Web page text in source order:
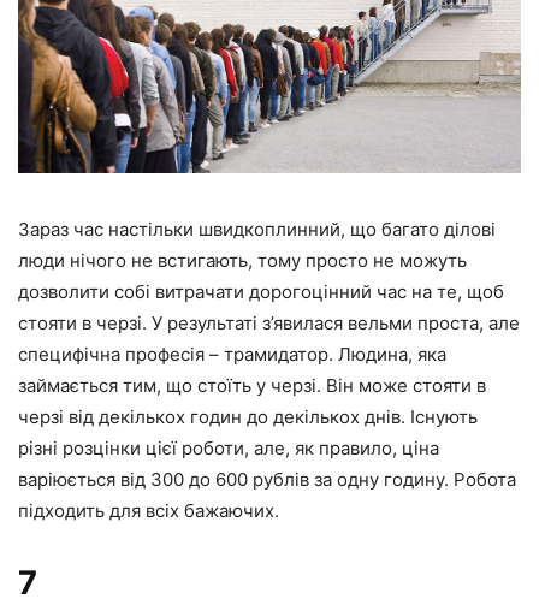
Зараз час настільки швидкоплинний, що багато ділові
люди нічого не встигають, тому просто не можуть
дозволити собі витрачати дорогоцінний час на те, щоб
стояти в черзі. У результаті з’явилася вельми проста, але
специфічна професія – трамидатор. Людина, яка
займається тим, що стоїть у черзі. Він може стояти в
черзі від декількох годин до декількох днів. Існують
різні розцінки цієї роботи, але, як правило, ціна
варіюється від 300 до 600 рублів за одну годину. Робота
підходить для всіх бажаючих.
7